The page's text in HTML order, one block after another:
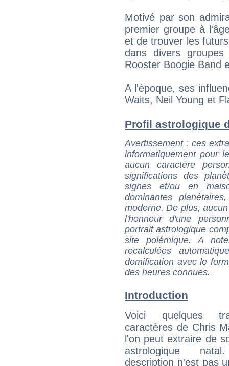
Motivé par son
premier groupe à
et de trouver les
dans divers
Rooster Boogie Band
A l'époque, ses
Waits, Neil Young et
Profil astrologique
Avertissement: ces
informatiquement pour
aucun caractère
significations des
signes et/ou en
dominantes
moderne. De plus,
l'honneur d'une
portrait astrologique
site polémique. A
recalculées
domification avec le
des heures connues.
Introduction
Voici quelques
caractères de Chris
l'on peut extraire de
astrologique
description n'est pas